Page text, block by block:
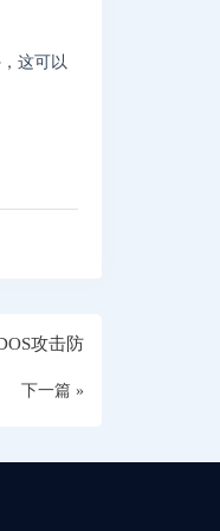
这可以
攻击防
下一篇 »